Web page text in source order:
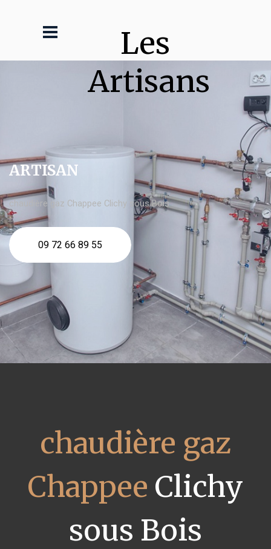
Les
Artisans
ARTISAN
chaudière gaz Chappee Clichy sous Bois
09 72 66 89 55
chaudière gaz
Chappee Clichy
sous Bois